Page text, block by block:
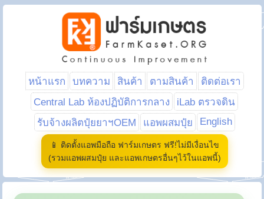
หน้าแรก บทความ สินค้า ตามสินค้า
ติดต่อเรา
Central Lab ห้องปฏิบัติการกลาง
iLab ตรวจดิน
รับจ้างผลิตปุ๋ยยาฯOEM
แอพผสมปุ๋ย English
📱 ติดตั้งแอพมือถือ ฟาร์มเกษตร ฟรี!ไม่มีเงื่อนไข
(รวมแอพผสมปุ๋ย และแอพเกษตรอื่นๆไว้ในแอพนี้)